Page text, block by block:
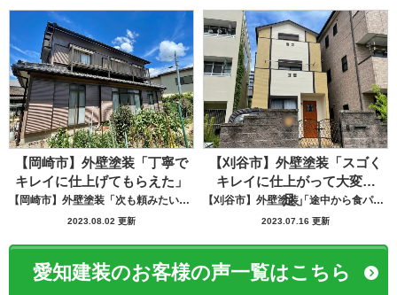
【岡崎市】外壁塗装「丁寧で
キレイに仕上げてもらえた」
【岡崎市】外壁塗装「次も頼みたいと思う」
2023.08.02 更新
【刈谷市】外壁塗装「スゴく
キレイに仕上がって大変満
足」
【刈谷市】外壁塗装「途中から食パンばかり持ってきてパン屋さんかと思いました笑」
2023.07.16 更新
愛知建装のお客様の声一覧はこちら